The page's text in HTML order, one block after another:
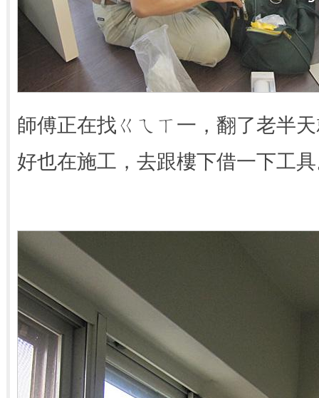
師傅正在找ㄍㄟㄒ一，翻了老半
好也在施工，去跟樓下借一下工